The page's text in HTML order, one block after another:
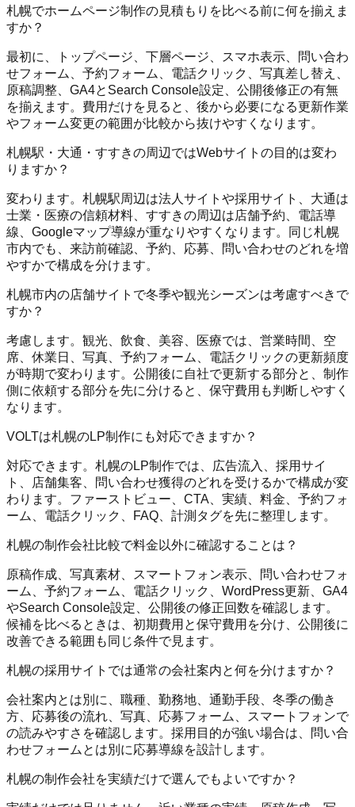
札幌でホームページ制作の見積もりを比べる前に何を揃えま
すか？
最初に、トップページ、下層ページ、スマホ表示、問い合わ
せフォーム、予約フォーム、電話クリック、写真差し替え、
原稿調整、GA4とSearch Console設定、公開後修正の有無
を揃えます。費用だけを見ると、後から必要になる更新作業
やフォーム変更の範囲が比較から抜けやすくなります。
札幌駅・大通・すすきの周辺ではWebサイトの目的は変わ
りますか？
変わります。札幌駅周辺は法人サイトや採用サイト、大通は
士業・医療の信頼材料、すすきの周辺は店舗予約、電話導
線、Googleマップ導線が重なりやすくなります。同じ札幌
市内でも、来訪前確認、予約、応募、問い合わせのどれを増
やすかで構成を分けます。
札幌市内の店舗サイトで冬季や観光シーズンは考慮すべきで
すか？
考慮します。観光、飲食、美容、医療では、営業時間、空
席、休業日、写真、予約フォーム、電話クリックの更新頻度
が時期で変わります。公開後に自社で更新する部分と、制作
側に依頼する部分を先に分けると、保守費用も判断しやすく
なります。
VOLTは札幌のLP制作にも対応できますか？
対応できます。札幌のLP制作では、広告流入、採用サイ
ト、店舗集客、問い合わせ獲得のどれを受けるかで構成が変
わります。ファーストビュー、CTA、実績、料金、予約フォ
ーム、電話クリック、FAQ、計測タグを先に整理します。
札幌の制作会社比較で料金以外に確認することは？
原稿作成、写真素材、スマートフォン表示、問い合わせフォ
ーム、予約フォーム、電話クリック、WordPress更新、GA4
やSearch Console設定、公開後の修正回数を確認します。
候補を比べるときは、初期費用と保守費用を分け、公開後に
改善できる範囲も同じ条件で見ます。
札幌の採用サイトでは通常の会社案内と何を分けますか？
会社案内とは別に、職種、勤務地、通勤手段、冬季の働き
方、応募後の流れ、写真、応募フォーム、スマートフォンで
の読みやすさを確認します。採用目的が強い場合は、問い合
わせフォームとは別に応募導線を設計します。
札幌の制作会社を実績だけで選んでもよいですか？